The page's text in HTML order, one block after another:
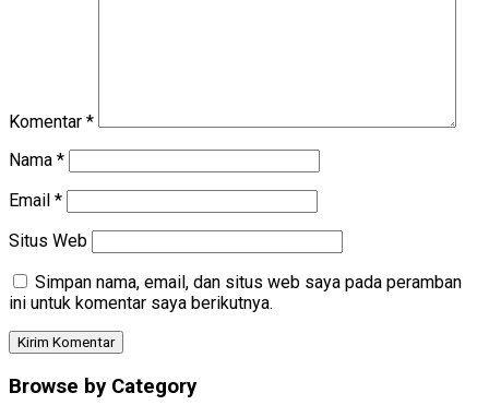
Komentar *
Nama *
Email *
Situs Web
Simpan nama, email, dan situs web saya pada peramban
ini untuk komentar saya berikutnya.
Browse by Category